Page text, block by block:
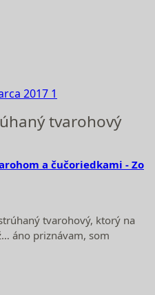
2017 1
tvarohový
a čučoriedkami - Zo
tvarohový, ktorý na
áno priznávam, som